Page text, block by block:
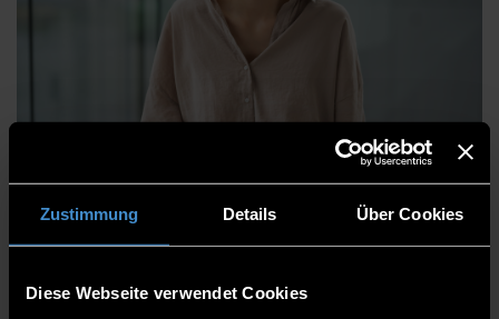
Zustimmung Details Über Cookies
Diese Webseite verwendet Cookies
Christina Moosmüller, M.A.
Centre for Further Education